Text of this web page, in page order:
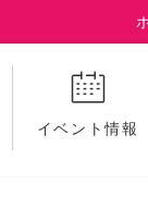
イベント情報